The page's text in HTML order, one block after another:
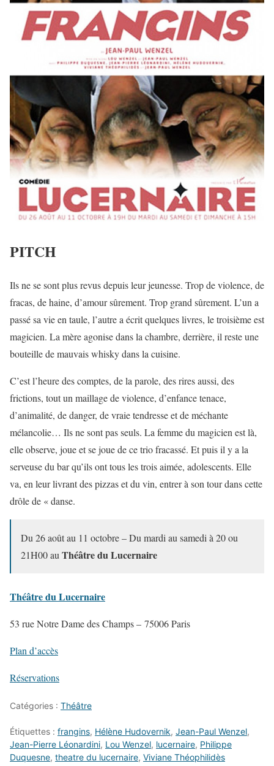
PITCH
Ils ne se sont plus revus depuis leur jeunesse. Trop de violence, de
fracas, de haine, d’amour sûrement. Trop grand sûrement. L’un a
passé sa vie en taule, l’autre a écrit quelques livres, le troisième est
magicien. La mère agonise dans la chambre, derrière, il reste une
bouteille de mauvais whisky dans la cuisine.
C’est l’heure des comptes, de la parole, des rires aussi, des
frictions, tout un maillage de violence, d’enfance tenace,
d’animalité, de danger, de vraie tendresse et de méchante
mélancolie… Ils ne sont pas seuls. La femme du magicien est là,
elle observe, joue et se joue de ce trio fracassé. Et puis il y a la
serveuse du bar qu’ils ont tous les trois aimée, adolescents. Elle
va, en leur livrant des pizzas et du vin, entrer à son tour dans cette
drôle de « danse.
Du 26 août au 11 octobre – Du mardi au samedi à 20 ou
21H00 au Théâtre du Lucernaire
Théâtre du Lucernaire
53 rue Notre Dame des Champs – 75006 Paris
Plan d’accès
Réservations
Catégories : Théâtre
Étiquettes : frangins, Hélène Hudovernik, Jean-Paul Wenzel,
Jean-Pierre Léonardini, Lou Wenzel, lucernaire, Philippe
Duquesne, theatre du lucernaire, Viviane Théophilidès